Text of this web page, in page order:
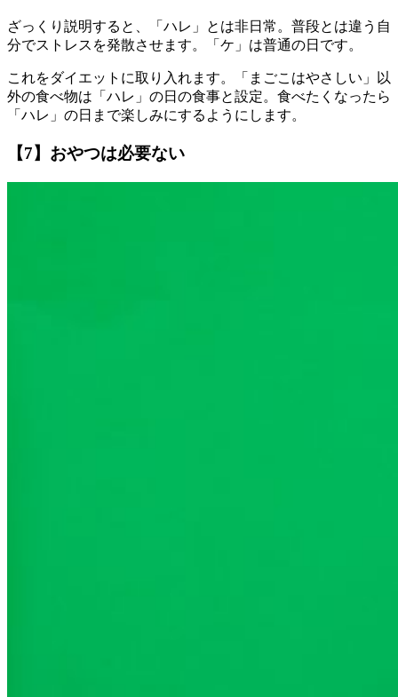
ざっくり説明すると、「ハレ」とは非日常。普段とは違う自
分でストレスを発散させます。「ケ」は普通の日です。
これをダイエットに取り入れます。「まごこはやさしい」以
外の食べ物は「ハレ」の日の食事と設定。食べたくなったら
「ハレ」の日まで楽しみにするようにします。
【7】おやつは必要ない